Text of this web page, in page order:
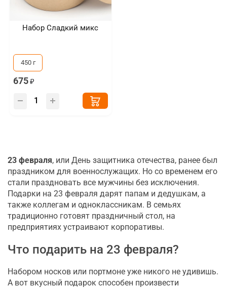
Набор Сладкий микс
450 г
675
23 февраля, или День защитника отечества, ранее был
праздником для военнослужащих. Но со временем его
стали праздновать все мужчины без исключения.
Подарки на 23 февраля дарят папам и дедушкам, а
также коллегам и одноклассникам. В семьях
традиционно готовят праздничный стол, на
предприятиях устраивают корпоративы.
Что подарить на 23 февраля?
Набором носков или портмоне уже никого не удивишь.
А вот вкусный подарок способен произвести